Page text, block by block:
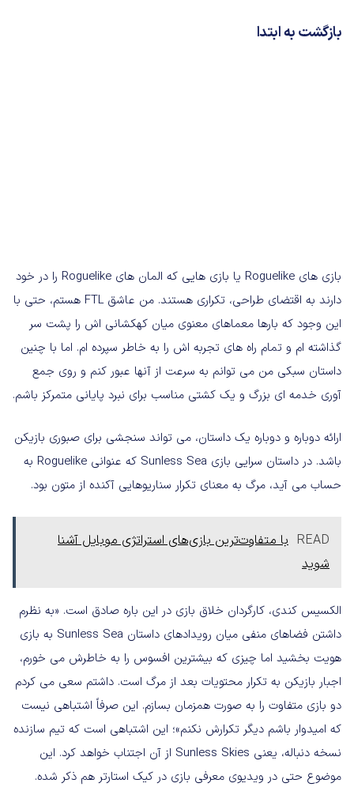
بازگشت به ابتدا
بازی های Roguelike یا بازی هایی که المان های Roguelike را در خود
دارند به اقتضای طراحی، تکراری هستند. من عاشق FTL هستم، حتی با
این وجود که بارها معماهای معنوی میان کهکشانی اش را پشت سر
گذاشته ام و تمام راه های تجربه اش را به خاطر سپرده ام. اما با چنین
داستان سبکی من می توانم به سرعت از آنها عبور کنم و روی جمع
آوری خدمه ای بزرگ و یک کشتی مناسب برای نبرد پایانی متمرکز باشم.
ارائه دوباره و دوباره یک داستان، می تواند سنجشی برای صبوری بازیکن
باشد. در داستان سرایی بازی Sunless Sea که عنوانی Roguelike به
حساب می آید، مرگ به معنای تکرار سناریوهایی آکنده از متون بود.
READ با متفاوت‌ترین بازی‌های استراتژی موبایل آشنا
شوید
الکسیس کندی، کارگردان خلاق بازی در این باره صادق است. «به نظرم
داشتن فضاهای منفی میان رویدادهای داستان Sunless Sea به بازی
هویت بخشید اما چیزی که بیشترین افسوس را به خاطرش می خورم،
اجبار بازیکن به تکرار محتویات بعد از مرگ است. داشتم سعی می کردم
دو بازی متفاوت را به صورت همزمان بسازم. این صرفاً اشتباهی نیست
که امیدوار باشم دیگر تکرارش نکنم»؛ این اشتباهی است که تیم سازنده
نسخه دنباله، یعنی Sunless Skies
از آن اجتناب خواهد کرد. این
موضوع حتی در ویدیوی معرفی بازی در کیک استارتر هم ذکر شده.